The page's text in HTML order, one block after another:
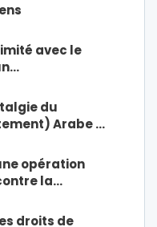
avec le
du
Arabe …
opération
la…
droits de